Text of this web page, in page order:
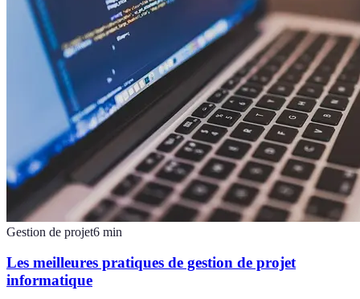
Gestion de projet6 min
Les meilleures pratiques de gestion de projet
informatique